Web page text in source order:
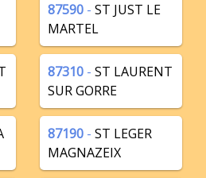
87590 - ST JUST LE
MARTEL
87310 - ST LAURENT
SUR GORRE
87190 - ST LEGER
MAGNAZEIX